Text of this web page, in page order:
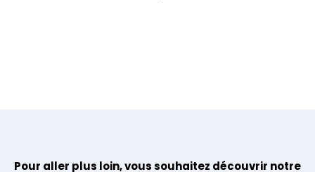
Pour aller plus loin, vous souhaitez découvrir notre